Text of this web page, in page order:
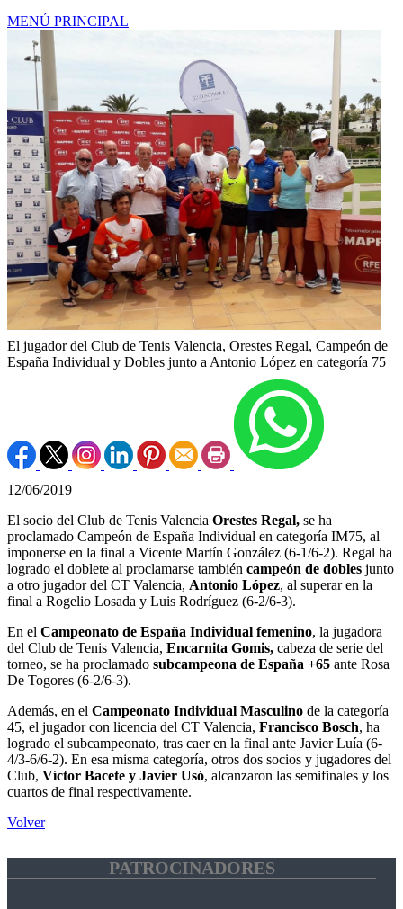
MENÚ PRINCIPAL
El jugador del Club de Tenis Valencia, Orestes Regal, Campeón de
España Individual y Dobles junto a Antonio López en categoría 75
12/06/2019
El socio del Club de Tenis Valencia Orestes Regal, se ha
proclamado Campeón de España Individual en categoría IM75, al
imponerse en la final a Vicente Martín González (6-1/6-2). Regal ha
logrado el doblete al proclamarse también campeón de dobles junto
a otro jugador del CT Valencia, Antonio López, al superar en la
final a Rogelio Losada y Luis Rodríguez (6-2/6-3).
En el Campeonato de España Individual femenino, la jugadora
del Club de Tenis Valencia, Encarnita Gomis, cabeza de serie del
torneo, se ha proclamado subcampeona de España +65 ante Rosa
De Togores (6-2/6-3).
Además, en el Campeonato Individual Masculino de la categoría
45, el jugador con licencia del CT Valencia, Francisco Bosch, ha
logrado el subcampeonato, tras caer en la final ante Javier Luía (6-
4/3-6/6-2). En esa misma categoría, otros dos socios y jugadores del
Club, Víctor Bacete y Javier Usó, alcanzaron las semifinales y los
cuartos de final respectivamente.
Volver
PATROCINADORES